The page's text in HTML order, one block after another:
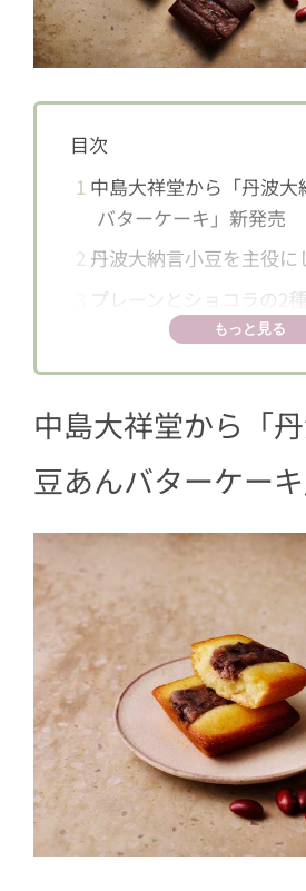
目次
1 中島大祥堂から「丹波大
バターケーキ」新発売
2 丹波大納言小豆を主役に
プレーンとショコラの2種
もっと見る
中島大祥堂から「
豆あんバターケー